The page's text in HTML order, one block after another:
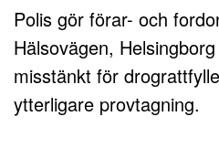
Polis gör förar- och
Hälsovägen,
misstänkt för
ytterligare provtagning.